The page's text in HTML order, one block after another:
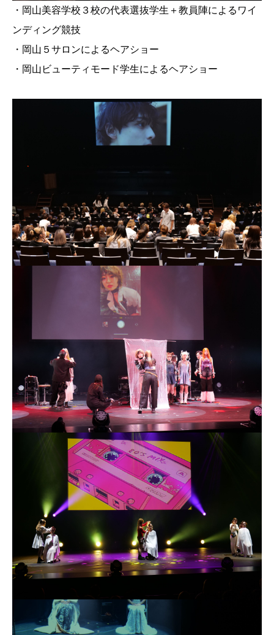
・岡山美容学校３校の代表選抜学生＋教員陣によるワイ
ンディング競技
・岡山５サロンによるヘアショー
・岡山ビューティモード学生によるヘアショー